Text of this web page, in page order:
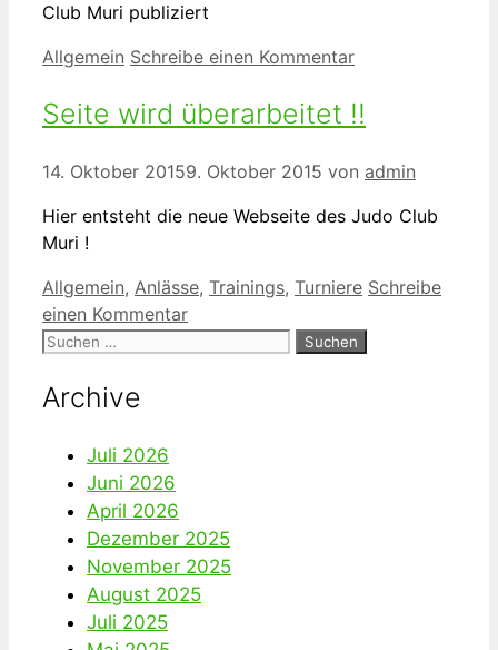
Club Muri publiziert
Kategorien
Allgemein Schreibe einen Kommentar
Seite wird überarbeitet !!
14. Oktober 20159. Oktober 2015 von admin
Hier entsteht die neue Webseite des Judo Club
Muri !
Kategorien
Allgemein, Anlässe, Trainings, Turniere Schreibe
einen Kommentar
Suche
Archive
Juli 2026
Juni 2026
April 2026
Dezember 2025
November 2025
August 2025
Juli 2025